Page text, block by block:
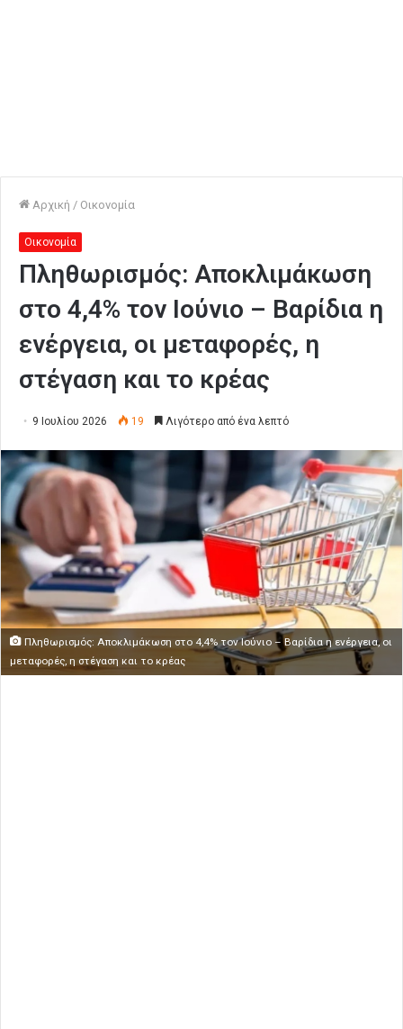
Αρχική / Οικονομία
Οικονομία
Πληθωρισμός: Αποκλιμάκωση
στο 4,4% τον Ιούνιο – Βαρίδια η
ενέργεια, οι μεταφορές, η
στέγαση και το κρέας
9 Ιουλίου 2026 19 Λιγότερο από ένα λεπτό
Πληθωρισμός: Αποκλιμάκωση στο 4,4% τον Ιούνιο – Βαρίδια η ενέργεια, οι
μεταφορές, η στέγαση και το κρέας